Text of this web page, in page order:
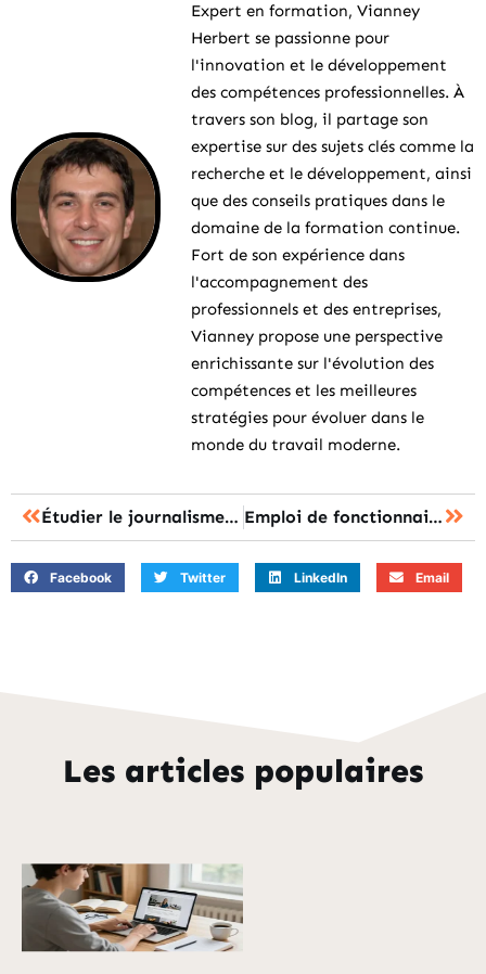
Expert en formation, Vianney
Herbert se passionne pour
l'innovation et le développement
des compétences professionnelles. À
travers son blog, il partage son
expertise sur des sujets clés comme la
recherche et le développement, ainsi
que des conseils pratiques dans le
domaine de la formation continue.
Fort de son expérience dans
l'accompagnement des
professionnels et des entreprises,
Vianney propose une perspective
enrichissante sur l'évolution des
compétences et les meilleures
stratégies pour évoluer dans le
monde du travail moderne.
Étudier le journalisme de mode Emploi de fonctionnaire sans concours
Facebook Twitter LinkedIn Email
Les articles populaires